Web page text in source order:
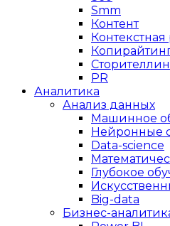
Smm
Контент
PR
Аналитика
Анализ данных
Машинное
Нейронные
Data-science
Глубокое
Big-data
Бизнес-